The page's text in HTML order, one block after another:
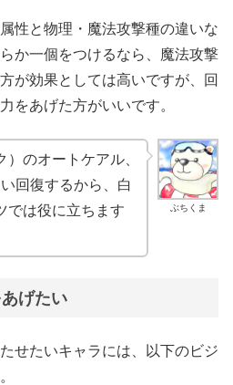
性と物理・魔法攻撃種の違いな
か一個をつけるなら、魔法攻撃
が効果としては高いですが、回
をあげた方がいいです。
ぶちくま
のオートケアル、
回復するから、白
では役に立ちます
げたい
せたいキャラには、以下のビジ